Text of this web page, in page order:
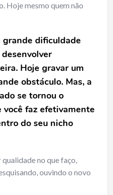
Hoje mesmo quem não
grande dificuldade
Hoje gravar um
obstáculo. Mas, a
se tornou o
você faz efetivamente
do seu nicho
no que faço,
ouvindo o novo